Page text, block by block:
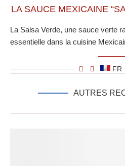
LA SAUCE MEXICAINE
La Salsa Verde, une sauce verte
essentielle dans la cuisine
FR
AUTRES